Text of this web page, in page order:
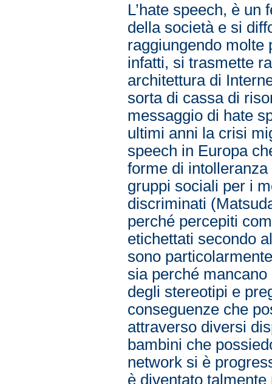
L’hate speech, è
della società e si
raggiungendo molte
infatti, si trasmette
architettura di
sorta di cassa di
messaggio di hate
ultimi anni la crisi
speech in Europa
forme di
gruppi sociali per i
discriminati
perché percepiti
etichettati secondo
sono
sia perché
degli stereotipi e
conseguenze che
attraverso diversi
bambini che
network si è
è diventato talmente